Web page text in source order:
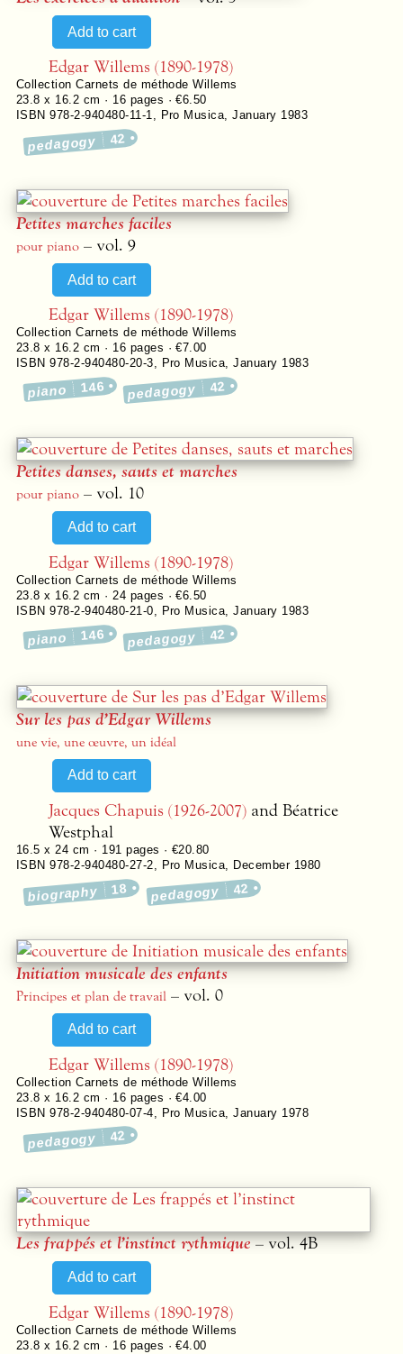
Edgar Willems (1890-1978)
Collection Carnets de méthode Willems
23.8 x 16.2 cm · 16 pages ·€6.50
ISBN 978-2-940480-11-1, Pro Musica,January 1983
pedagogy 42
Petites marches faciles
pour piano – vol. 9
Edgar Willems (1890-1978)
Collection Carnets de méthode Willems
23.8 x 16.2 cm · 16 pages ·€7.00
ISBN 978-2-940480-20-3, Pro Musica,January 1983
piano 146 pedagogy 42
Petites danses, sauts et marches
pour piano – vol. 10
Edgar Willems (1890-1978)
Collection Carnets de méthode Willems
23.8 x 16.2 cm ·24 pages ·€6.50
ISBN 978-2-940480-21-0, Pro Musica,January 1983
piano 146 pedagogy 42
Sur les pas d’Edgar Willems
une vie, une œuvre, un idéal
Jacques Chapuis (1926-2007) and Béatrice
Westphal
16.5 x 24 cm · 191 pages · €20.80
ISBN 978-2-940480-27-2, Pro Musica, December 1980
biography 18 pedagogy 42
Initiation musicale des enfants
Principes et plan de travail – vol. 0
Edgar Willems (1890-1978)
Collection Carnets de méthode Willems
23.8 x 16.2 cm · 16 pages ·€4.00
ISBN 978-2-940480-07-4, Pro Musica,January 1978
pedagogy 42
Les frappés et l’instinct rythmique– vol. 4B
Edgar Willems (1890-1978)
Collection Carnets de méthode Willems
23.8 x 16.2 cm · 16 pages ·€4.00